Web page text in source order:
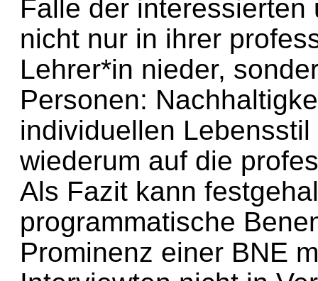
Falle der
nicht nur in ihrer
Lehrer*in nieder,
Personen:
individuellen
wiederum auf die
Als Fazit kann
programmatische
Prominenz einer BNE